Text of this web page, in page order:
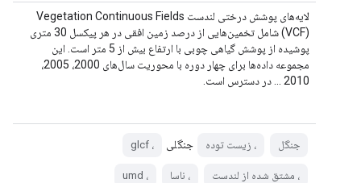
لایه‌های پوشش درختی لندست Vegetation Continuous Fields
(VCF) شامل تخمین‌هایی از درصد زمین افقی در هر پیکسل 30 متری
پوشیده از پوشش گیاهی چوبی با ارتفاع بیش از 5 متر است. این
مجموعه داده‌ها برای چهار دوره با محوریت سال‌های 2000، 2005،
2010 ... در دسترس است.
جنگل ، زیست توده جنگلی ، glcf
، مشتق شده از لندست ، ناسا ، umd